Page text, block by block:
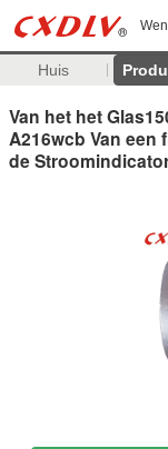
Huis
Van het het
A216wcb Van
de